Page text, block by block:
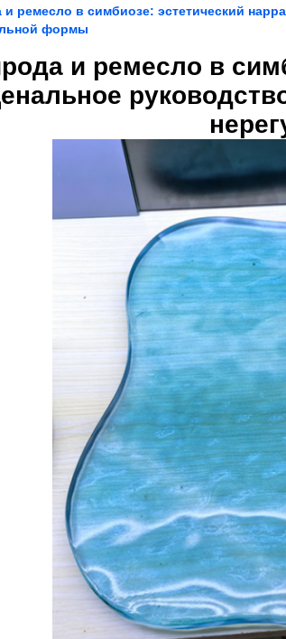
ремесло в симбиозе: эстетический
формы
и ремесло в